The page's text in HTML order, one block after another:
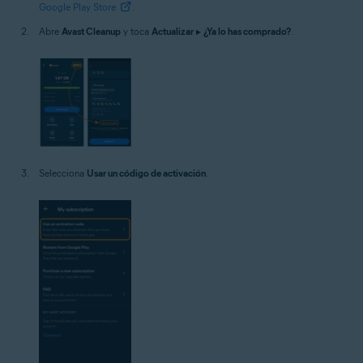
Google Play Store
.
Abre Avast Cleanup y toca Actualizar ▸ ¿Ya lo has comprado?.
Selecciona Usar un código de activación